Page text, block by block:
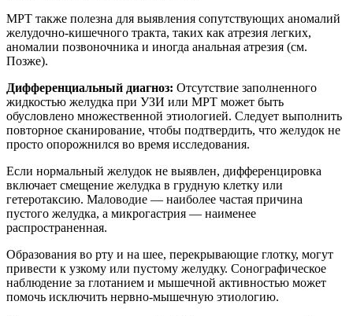
МРТ также полезна для выявления сопутствующих аномалий
желудочно-кишечного тракта, таких как атрезия легких,
аномалии позвоночника и иногда анальная атрезия (см.
Позже).
Дифференциальный диагноз: Отсутствие заполненного
жидкостью желудка при УЗИ или МРТ может быть
обусловлено множественной этиологией. Следует выполнить
повторное сканирование, чтобы подтвердить, что желудок не
просто опорожнился во время исследования.
Если нормальный желудок не выявлен, дифференцировка
включает смещение желудка в грудную клетку или
гетеротаксию. Маловодие — наиболее частая причина
пустого желудка, а микрогастрия — наименее
распространенная.
Образования во рту и на шее, перекрывающие глотку, могут
привести к узкому или пустому желудку. Сонографическое
наблюдение за глотанием и мышечной активностью может
помочь исключить нервно-мышечную этиологию.